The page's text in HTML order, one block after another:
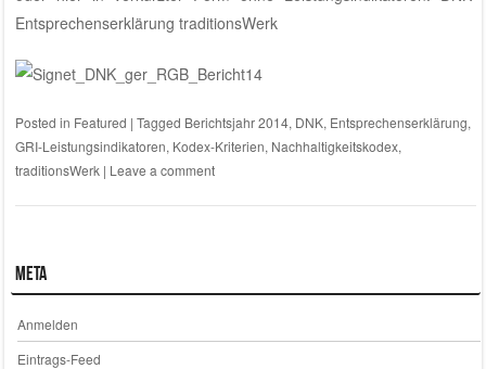
Entsprechenserklärung traditionsWerk
Posted in Featured | Tagged Berichtsjahr 2014, DNK, Entsprechenserklärung,
GRI-Leistungsindikatoren, Kodex-Kriterien, Nachhaltigkeitskodex,
traditionsWerk | Leave a comment
Meta
Anmelden
Eintrags-Feed